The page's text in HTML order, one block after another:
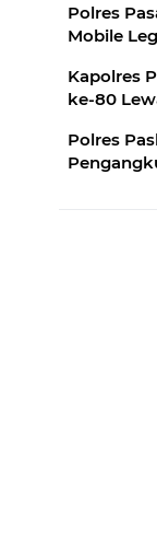
Polres
Mobile
Kapolres
ke-80
Polres